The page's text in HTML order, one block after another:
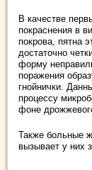
В качестве
покраснения в
покрова, пятна
достаточно
форму
поражения
гнойнички.
процессу
фоне
Также больные
вызывает у них